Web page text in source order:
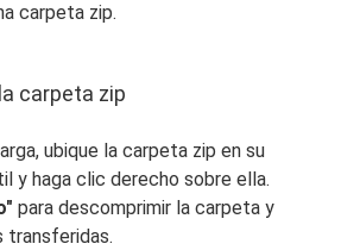
carpeta zip.
carpeta zip
ubique la carpeta zip en su
y haga clic derecho sobre ella.
para descomprimir la carpeta y
transferidas.